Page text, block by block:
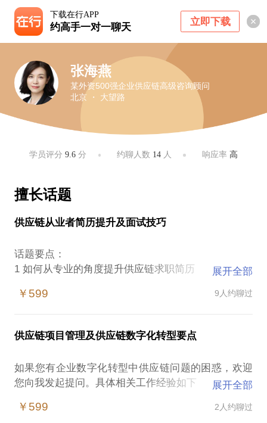
下载在行APP
约高手一对一聊天 立即下载
张海燕
某外资500强企业供应链高级咨询顾问
北京 ・ 大望路
学员评分9.6 分 约聊人数 14人 响应率 高
擅长话题
供应链从业者简历提升及面试技巧
​话题要点：
1 如何从专业的角度提升供应链求职简历
展开全部
￥599 9人约聊过
供应链项目管理及供应链数字化转型要点
如果您有企业数字化转型中供应链问题的困惑，欢迎
您向我发起提问。具体相关工作经验如下
2007年~2009年担任施耐德苏州工厂SAP系统上线实
展开全部
￥599 2人约聊过